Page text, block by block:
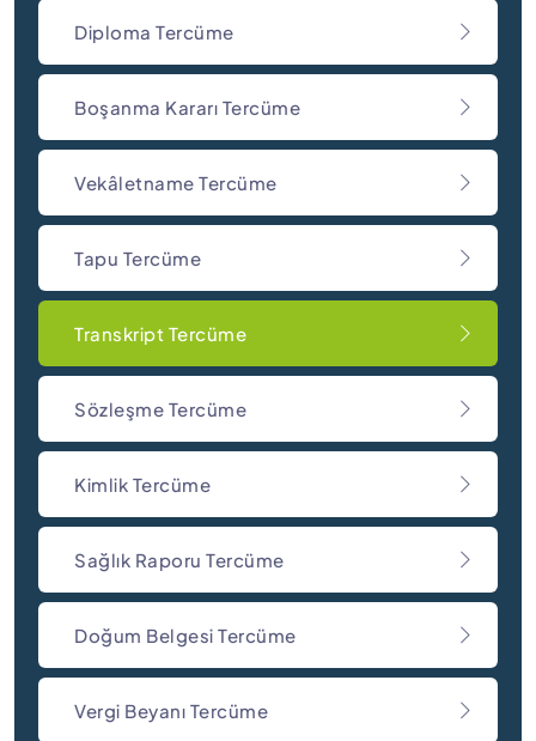
Diploma Tercüme
Boşanma Kararı Tercüme
Vekâletname Tercüme
Tapu Tercüme
Transkript Tercüme
Sözleşme Tercüme
Kimlik Tercüme
Sağlık Raporu Tercüme
Doğum Belgesi Tercüme
Vergi Beyanı Tercüme